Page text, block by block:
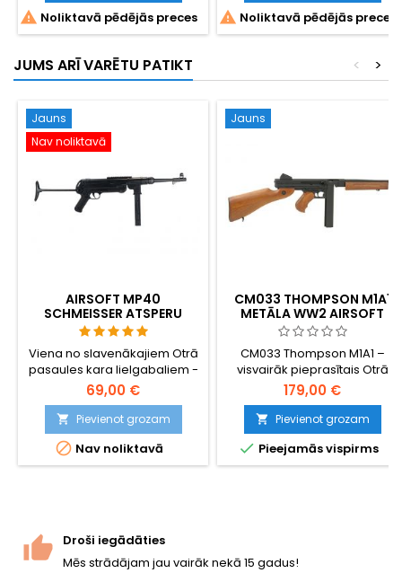
 Noliktavā pēdējās preces  Noliktavā pēdējās preces
JUMS ARĪ VARĒTU PATIKT >
<
Jauns
Nav noliktavā
AIRSOFT MP40
SCHMEISSER ATSPERU
LOŽMETĒJS
Viena no slavenākajiem Otrā
pasaules kara lielgabaliem -
MP40 Schmeisser - replika 1:1.
Izgatavots no plastmasas.
69,00 €
 Pievienot grozam
 Nav noliktavā
Jauns
CM033 THOMPSON M1A1
METĀLA WW2 AIRSOFT
AUTOMĀTS
CM033 Thompson M1A1 –
visvairāk pieprasītais Otrā
pasaules kara airsoft
automāts Eiropā. Pilnībā
metāla korpuss un stobrs,
mākslīgā koka polimēra kāts,
6. versijas pārnesumkārba ar
tērauda zobratiem, 360 FPS /
iekļauts. Redzams filmās
179,00 €
 Pievienot grozam
 Pieejamās vispirms
Droši iegādāties
Mēs strādājam jau vairāk nekā 15 gadus!